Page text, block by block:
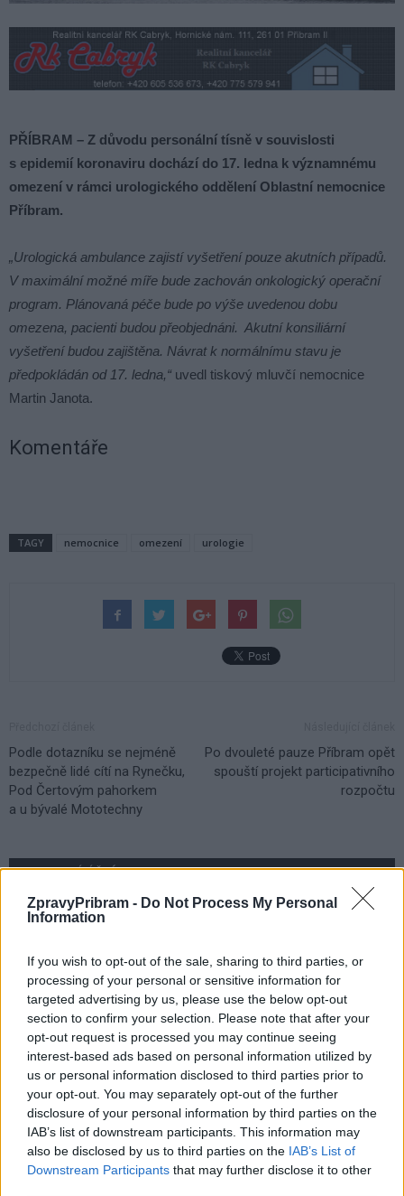
ZpravyPribram - Do Not Process My Personal
Information
If you wish to opt-out of the sale, sharing to third parties, or
processing of your personal or sensitive information for
targeted advertising by us, please use the below opt-out
section to confirm your selection. Please note that after your
opt-out request is processed you may continue seeing
interest-based ads based on personal information utilized by
us or personal information disclosed to third parties prior to
your opt-out. You may separately opt-out of the further
disclosure of your personal information by third parties on the
IAB’s list of downstream participants. This information may
also be disclosed by us to third parties on the IAB’s List of
Downstream Participants that may further disclose it to other
PŘÍBRAM – Z důvodu personální tísně v souvislosti
s epidemií koronaviru dochází do 17. ledna k významnému
omezení v rámci urologického oddělení Oblastní nemocnice
Příbram.
„Urologická ambulance zajistí vyšetření pouze akutních případů.
V maximální možné míře bude zachován onkologický operační
program. Plánovaná péče bude po výše uvedenou dobu
omezena, pacienti budou přeobjednáni. Akutní konsiliární
vyšetření budou zajištěna. Návrat k normálnímu stavu je
předpokládán od 17. ledna,“ uvedl tiskový mluvčí nemocnice
Martin Janota.
Komentáře
TAGY nemocnice omezení urologie
Podle dotazníku se nejméně
bezpečně lidé cítí na Rynečku,
Pod Čertovým pahorkem
a u bývalé Mototechny
Po dvouleté pauze Příbram opět
spouští projekt participativního
rozpočtu
SOUVISEJÍCÍ ČLÁNKY
VÍCE OD AUTORA
Zpravodajství
výborné podmínky. Horší voda je jen na
Živohošti
Zpravodajství
Příbram modernizuje parkovací automaty.
Přibudou i tři nové poblíž Svaté Hory
Středočeský kraj upravil pravidla soutěže.
Obce nově získají body i za předcházení
vzniku odpadu